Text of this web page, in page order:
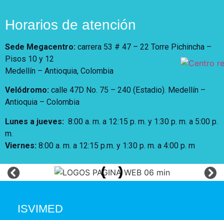
Horarios de atención
Sede Megacentro: carrera 53 # 47 – 22 Torre Pichincha –
Pisos 10 y 12
Medellín – Antioquia, Colombia
Velódromo: calle 47D No. 75 – 240 (Estadio). Medellín –
Antioquia – Colombia
Lunes a jueves: 8:00 a. m. a 12:15 p. m. y 1:30 p. m. a 5:00 p.
m.
Viernes: 8:00 a. m. a 12:15 p.m. y 1:30 p. m. a 4:00 p. m
ISVIMED